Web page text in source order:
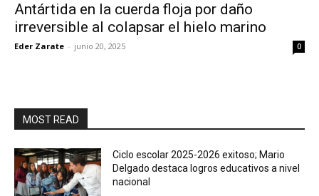
Antártida en la cuerda floja por daño
irreversible al colapsar el hielo marino
Eder Zarate - junio 20, 2025 0
MOST READ
Ciclo escolar 2025-2026 exitoso; Mario
Delgado destaca logros educativos a nivel
nacional